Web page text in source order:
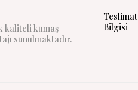
kaliteli kumaş
sunulmaktadır.
Teslimat
Bilgisi